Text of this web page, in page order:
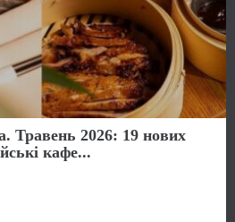
Травень 2026: 19 нових
кафе...